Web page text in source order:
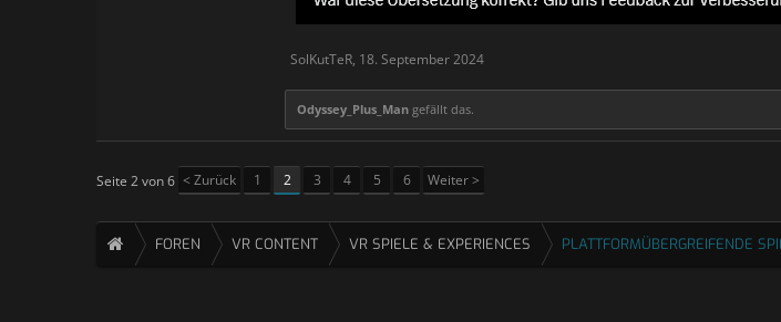
SolKutTeR, 18. September 2024
Odyssey_Plus_Man gefällt das.
Seite 2 von 6 < Zurück 1 2 3 4 5 6 Weiter >
FOREN VR CONTENT VR SPIELE & EXPERIENCES PLATTFORMÜBERGREIFENDE